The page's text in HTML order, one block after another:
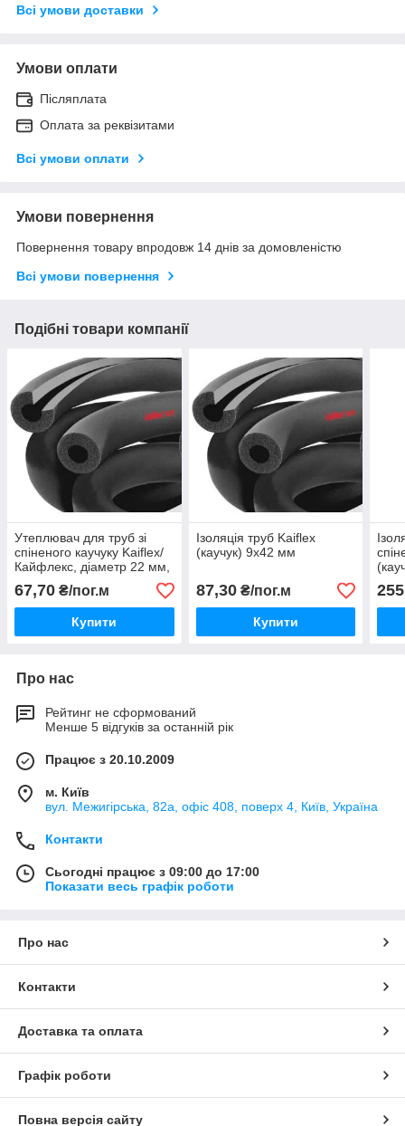
Всі умови доставки
Умови оплати
Післяплата
Оплата за реквізитами
Всі умови оплати
Умови повернення
Повернення товару впродовж 14 днів за домовленістю
Всі умови повернення
Подібні товари компанії
Утеплювач для труб зі
спіненого каучуку Kaiflex/
Кайфлекс, діаметр 22 мм,
товщина 13 мм.
67,70 ₴/пог.м
Купити
Ізоляція труб Kaiflex
(каучук) 9х42 мм
87,30₴/пог.м
Купити
Про нас
Рейтинг не сформований
Менше 5 відгуків за останній рік
Працює з 20.10.2009
м. Київ
вул. Межигірська, 82а, офіс 408, поверх 4, Київ, Україна
Контакти
Сьогодні працює з 09:00 до 17:00
Показати весь графік роботи
Про нас
Контакти
Доставка та оплата
Графік роботи
Повна версія сайту